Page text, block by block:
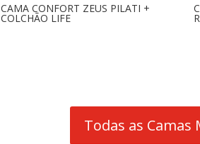
CAMA CONFORT ZEUS PILATI +
COLCHÃO LIFE
Todas as Camas